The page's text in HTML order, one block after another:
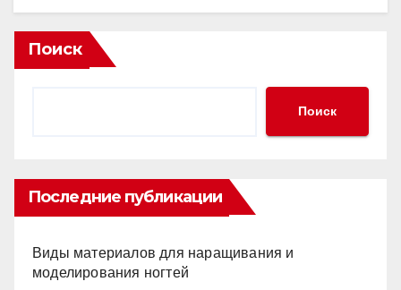
Поиск
Поиск
Последние публикации
Виды материалов для наращивания и
моделирования ногтей